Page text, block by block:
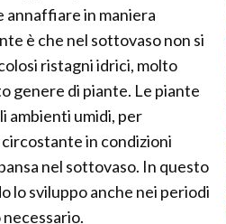
in maniera
è che nel sottovaso non si
ristagni idrici, molto
genere di piante. Le piante
ambienti umidi, per
in condizioni
nel sottovaso. In questo
lo sviluppo anche nei periodi